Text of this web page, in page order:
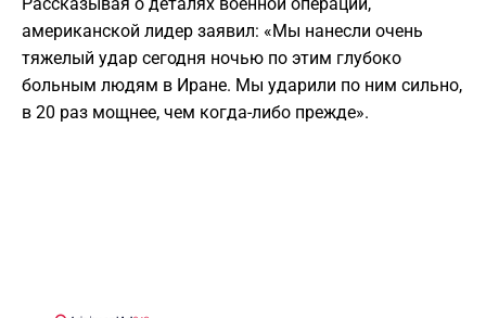
американской лидер заявил: «Мы нанесли очень
тяжелый удар сегодня ночью по этим глубоко
больным людям в Иране. Мы ударили по ним сильно,
в 20 раз мощнее, чем когда-либо прежде».